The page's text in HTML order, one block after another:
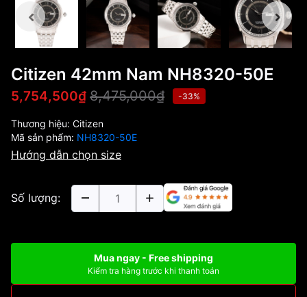
Citizen 42mm Nam NH8320-50E
5,754,500₫ 8,475,000₫ -33%
Thương hiệu: Citizen
Mã sản phẩm: NH8320-50E
Hướng dẫn chọn size
Số lượng:
Mua ngay - Free shipping
Kiểm tra hàng trước khi thanh toán